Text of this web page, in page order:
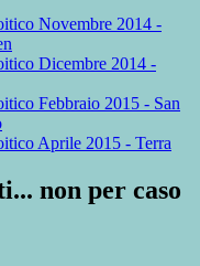
Novembre 2014 -
Dicembre 2014 -
Febbraio 2015 - San
Aprile 2015 - Terra
non per caso